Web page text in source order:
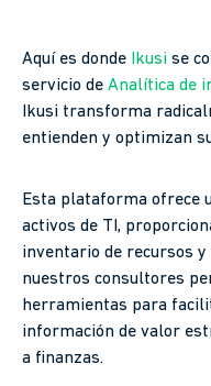
Aquí es donde Ikusi se
servicio de Analítica de
Ikusi transforma
entienden y optimizan
Esta plataforma ofrece
activos de TI,
inventario de recursos
nuestros consultores
herramientas para
información de valor
a finanzas.